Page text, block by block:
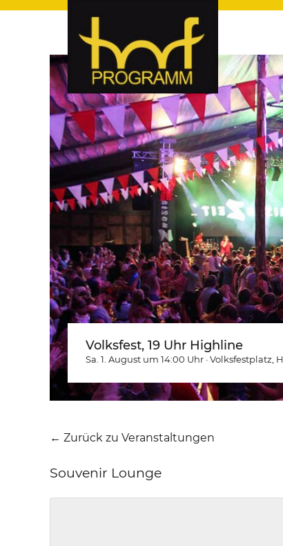
hof-programm – das
hof-programm – das Veranstaltungsportal für Hof
Volksfest, 19 Uhr Highline
Sa. 1. August um 14:00 Uhr ·Volksfestplatz ,
← Zurück zu Veranstaltungen
Souvenir Lounge